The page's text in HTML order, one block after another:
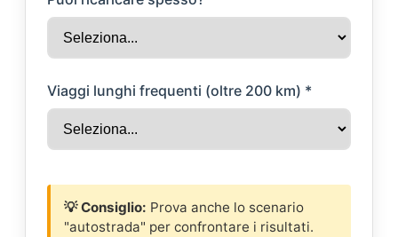
Viaggi lunghi frequenti (oltre 200 km) *
💡 Consiglio: Prova anche lo scenario
"autostrada" per confrontare i risultati.